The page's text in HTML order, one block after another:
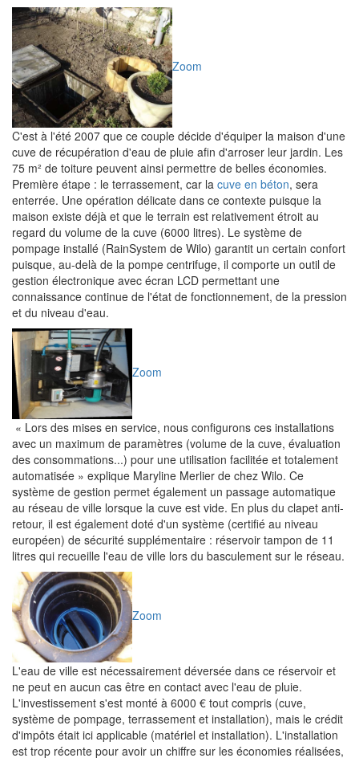
Zoom
C'est à l'été 2007 que ce couple décide d'équiper la maison d'une
cuve de récupération d'eau de pluie afin d'arroser leur jardin. Les
75 m² de toiture peuvent ainsi permettre de belles économies.
Première étape : le terrassement, car la cuve en béton, sera
enterrée. Une opération délicate dans ce contexte puisque la
maison existe déjà et que le terrain est relativement étroit au
regard du volume de la cuve (6000 litres). Le système de
pompage installé (RainSystem de Wilo) garantit un certain confort
puisque, au-delà de la pompe centrifuge, il comporte un outil de
gestion électronique avec écran LCD permettant une
connaissance continue de l'état de fonctionnement, de la pression
et du niveau d'eau.
Zoom
« Lors des mises en service, nous configurons ces installations
avec un maximum de paramètres (volume de la cuve, évaluation
des consommations...) pour une utilisation facilitée et totalement
automatisée » explique Maryline Merlier de chez Wilo. Ce
système de gestion permet également un passage automatique
au réseau de ville lorsque la cuve est vide. En plus du clapet anti-
retour, il est également doté d'un système (certifié au niveau
européen) de sécurité supplémentaire : réservoir tampon de 11
litres qui recueille l'eau de ville lors du basculement sur le réseau.
Zoom
L'eau de ville est nécessairement déversée dans ce réservoir et
ne peut en aucun cas être en contact avec l'eau de pluie.
L'investissement s'est monté à 6000 € tout compris (cuve,
système de pompage, terrassement et installation), mais le crédit
d'impôts était ici applicable (matériel et installation). L'installation
est trop récente pour avoir un chiffre sur les économies réalisées,